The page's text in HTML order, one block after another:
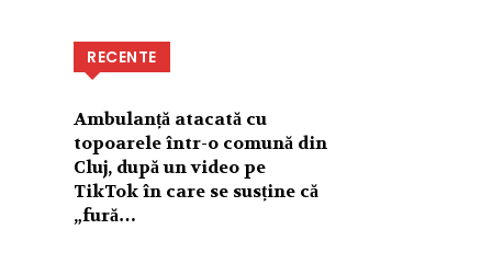
RECENTE
Ambulanță atacată cu
topoarele într-o comună din
Cluj, după un video pe
TikTok în care se susține că
„fură…